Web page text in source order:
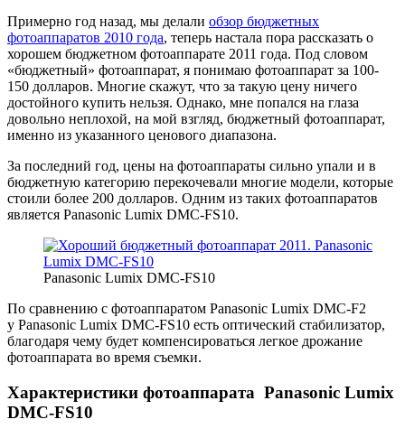
Примерно год назад, мы делали обзор бюджетных
фотоаппаратов 2010 года, теперь настала пора рассказать о
хорошем бюджетном фотоаппарате 2011 года. Под словом
«бюджетный» фотоаппарат, я понимаю фотоаппарат за 100-
150 долларов. Многие скажут, что за такую цену ничего
достойного купить нельзя. Однако, мне попался на глаза
довольно неплохой, на мой взгляд, бюджетный фотоаппарат,
именно из указанного ценового диапазона.
За последний год, цены на фотоаппараты сильно упали и в
бюджетную категорию перекочевали многие модели, которые
стоили более 200 долларов. Одним из таких фотоаппаратов
является Panasonic Lumix DMC-FS10.
Panasonic Lumix DMC-FS10
По сравнению с фотоаппаратом Panasonic Lumix DMC-F2
у Panasonic Lumix DMC-FS10 есть оптический стабилизатор,
благодаря чему будет компенсироваться легкое дрожание
фотоаппарата во время съемки.
Характеристики фотоаппарата Panasonic Lumix
DMC-FS10